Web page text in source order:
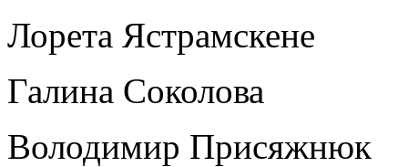
Лорета Ястрамскене
Галина Соколова
Володимир Присяжнюк